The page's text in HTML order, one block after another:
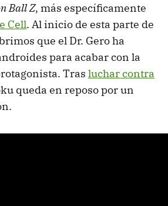
Ball Z, más específicamente
Cell. Al inicio de esta parte de
que el Dr. Gero ha
para acabar con la
Tras luchar contra
queda en reposo por un